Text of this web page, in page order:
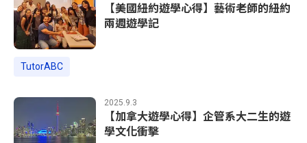
【美國紐約遊學心得】藝術老師的紐約
兩週遊學記
TutorABC
2025.9.3
【加拿大遊學心得】企管系大二生的遊
學文化衝擊